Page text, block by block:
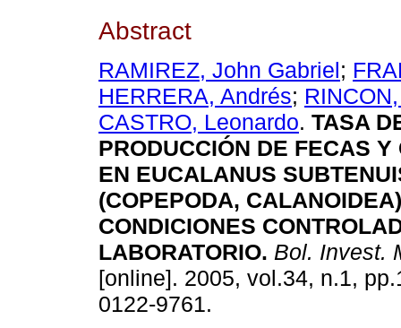
Abstract
RAMIREZ, John Gabriel;
HERRERA, Andrés;
CASTRO, Leonardo. TASA
PRODUCCIÓN DE FECAS Y
EN EUCALANUS
(COPEPODA,
CONDICIONES
LABORATORIO. Bol. Invest.
[online]. 2005, vol.34, n.1,
0122-9761.